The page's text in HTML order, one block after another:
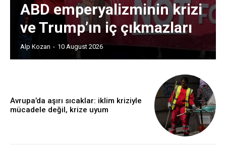
ABD emperyalizminin krizi
ve Trump’ın iç çıkmazları
Alp Kozan - 10 August 2026
Avrupa’da aşırı sıcaklar: iklim kriziyle
mücadele değil, krize uyum